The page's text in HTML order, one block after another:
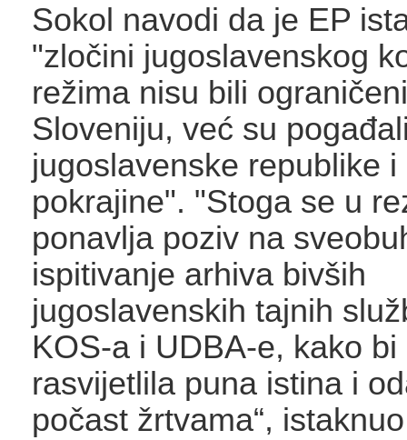
Sokol navodi da je EP
"zločini jugoslavenskog
režima nisu bili
Sloveniju, već su
jugoslavenske republike
pokrajine". "Stoga se u
ponavlja poziv na
ispitivanje arhiva bivših
jugoslavenskih tajnih
KOS-a i UDBA-e, kako bi
rasvijetlila puna istina i
počast žrtvama“,